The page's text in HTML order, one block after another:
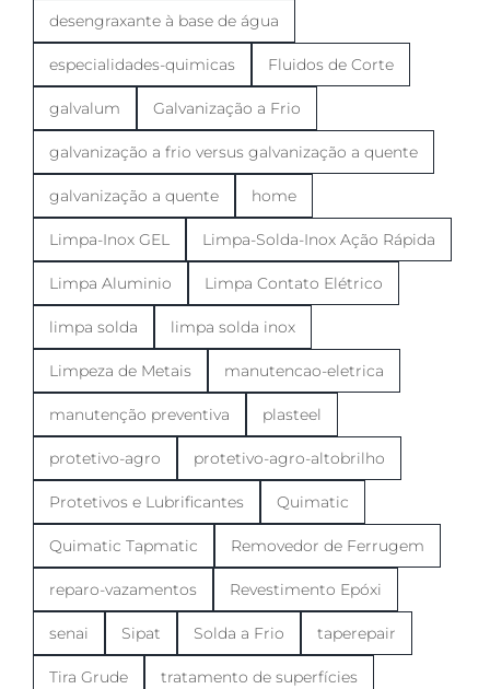
desengraxante à base de água
especialidades-quimicas Fluidos de Corte
galvalum Galvanização a Frio
galvanização a frio versus galvanização a quente
galvanização a quente home
Limpa-Inox GEL Limpa-Solda-Inox Ação Rápida
Limpa Aluminio Limpa Contato Elétrico
limpa solda limpa solda inox
Limpeza de Metais manutencao-eletrica
manutenção preventiva plasteel
protetivo-agro protetivo-agro-altobrilho
Protetivos e Lubrificantes Quimatic
Quimatic Tapmatic Removedor de Ferrugem
reparo-vazamentos Revestimento Epóxi
senai Sipat Solda a Frio taperepair
Tira Grude tratamento de superfícies